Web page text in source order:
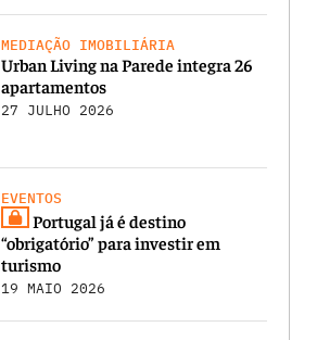
MEDIAÇÃO IMOBILIÁRIA
Urban Living na Parede integra 26
apartamentos
27 JULHO 2026
EVENTOS
Portugal já é destino
“obrigatório” para investir em
turismo
19 MAIO 2026